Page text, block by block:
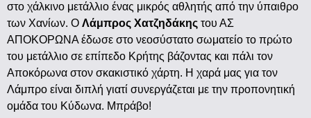
στο χάλκινο μετάλλιο ένας μικρός αθλητής από την ύπαιθρο
των Χανίων. Ο Λάμπρος Χατζηδάκης του ΑΣ
ΑΠΟΚΟΡΩΝΑ έδωσε στο νεοσύστατο σωματείο το πρώτο
του μετάλλιο σε επίπεδο Κρήτης βάζοντας και πάλι τον
Αποκόρωνα στον σκακιστικό χάρτη. Η χαρά μας για τον
Λάμπρο είναι διπλή γιατί συνεργάζεται με την προπονητική
ομάδα του Κύδωνα. Μπράβο!